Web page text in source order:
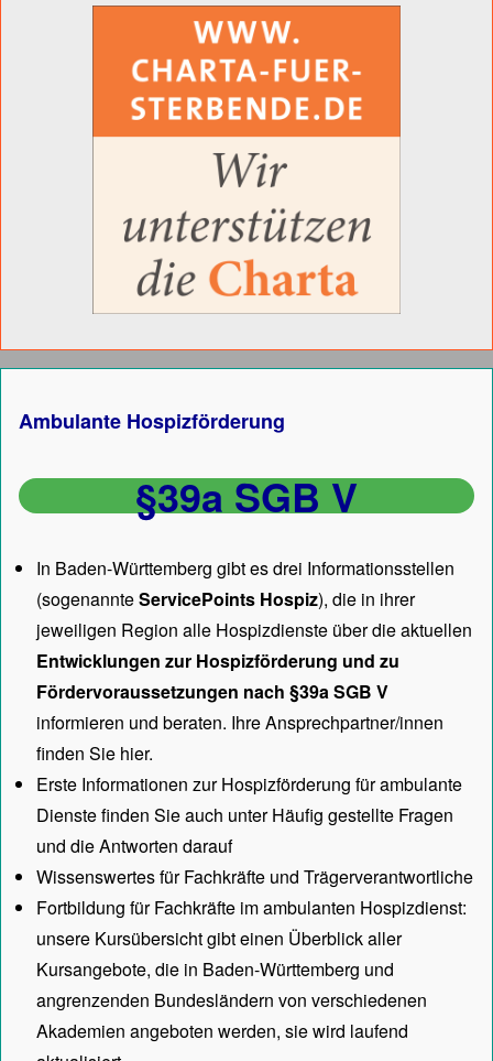
Ambulante Hospizförderung
§39a SGB V
In Baden-Württemberg gibt es drei Informationsstellen
(sogenannteServicePoints Hospiz), die in ihrer
jeweiligen Region alle Hospizdienste über die aktuellen
Entwicklungen zur Hospizförderung und zu
Fördervoraussetzungen nach §39a SGB V
informieren und beraten. Ihre Ansprechpartner/innen
finden Sie hier.
Erste Informationen zur Hospizförderung für ambulante
Dienste finden Sie auch unterHäufig gestellte Fragen
und die Antworten darauf
Wissenswertes für Fachkräfte und Trägerverantwortliche
Fortbildung für Fachkräfte im ambulanten Hospizdienst:
unsere Kursübersichtgibt einen Überblick aller
Kursangebote, die in Baden-Württemberg und
angrenzenden Bundesländern von verschiedenen
Akademien angeboten werden, sie wird laufend